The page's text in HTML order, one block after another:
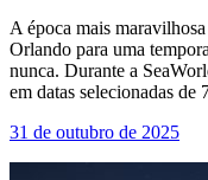
A época mais
Orlando para uma
nunca. Durante a
em datas selecionadas
31 de outubro de 2025